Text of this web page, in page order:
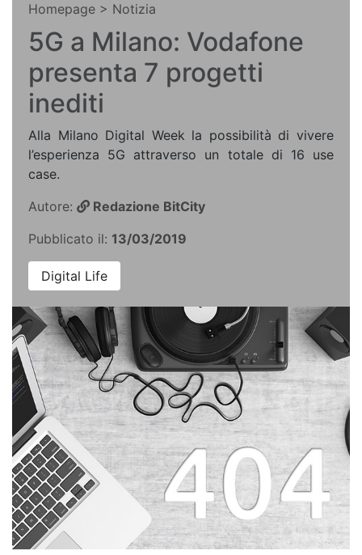
Homepage > Notizia
5G a Milano: Vodafone
presenta 7 progetti
inediti
Alla Milano Digital Week la possibilità di vivere
l’esperienza 5G attraverso un totale di 16 use
case.
Autore:
Redazione BitCity
Pubblicato il: 13/03/2019
Digital Life